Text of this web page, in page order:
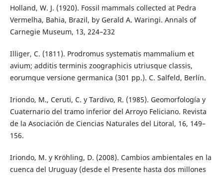
Holland, W. J. (1920). Fossil mammals collected at Pedra
Vermelha, Bahia, Brazil, by Gerald A. Waringi. Annals of
Carnegie Museum, 13, 224–232
Illiger, C. (1811). Prodromus systematis mammalium et
avium; additis terminis zoographicis utriusque classis,
eorumque versione germanica (301 pp.). C. Salfeld, Berlín.
Iriondo, M., Ceruti, C. y Tardivo, R. (1985). Geomorfología y
Cuaternario del tramo inferior del Arroyo Feliciano. Revista
de la Asociación de Ciencias Naturales del Litoral, 16, 149–
156.
Iriondo, M. y Kröhling, D. (2008). Cambios ambientales en la
cuenca del Uruguay (desde el Presente hasta dos millones